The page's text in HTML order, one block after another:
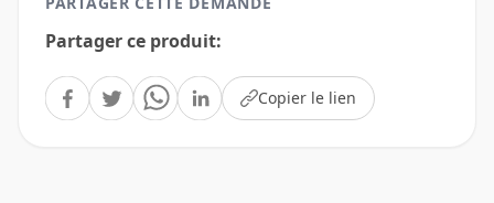
Partager ce produit:
Copier le lien